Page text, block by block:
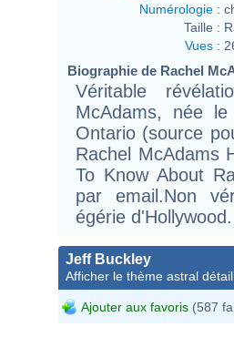
Numérologie :
Taille :
Vues :
Biographie de Rachel
Véritable
McAdams, née
Ontario (source
Rachel McAdams
To Know About
par email.Non
égérie d'Hollywood.
Jeff Buckley
Afficher le thème astral
Ajouter aux favoris (587